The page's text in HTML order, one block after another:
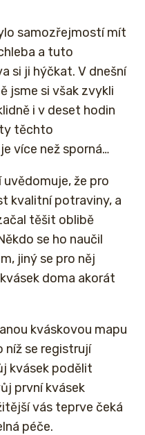
samozřejmostí mít
a tuto
si ji hýčkat. V dnešní
jsme si však zvykli
i v deset hodin
těchto
více než sporná…
že pro
kvalitní potraviny, a
těšit oblibě
se ho naučil
jiný se pro něj
doma akorát
kváskovou mapu
níž se registrují
kvásek podělit
první kvásek
vás teprve čeká
péče.